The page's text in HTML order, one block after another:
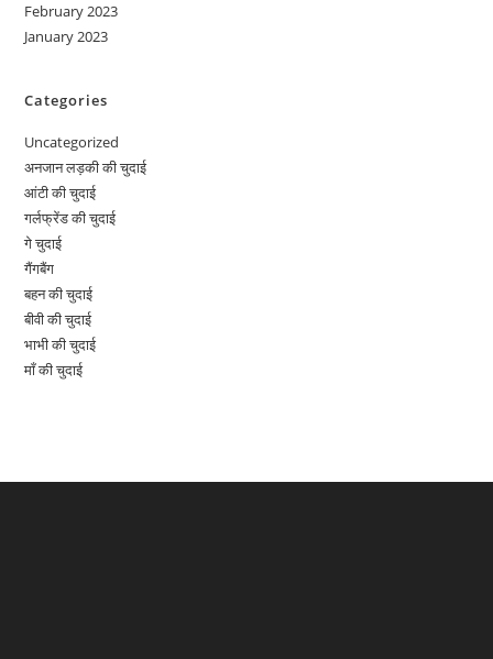
February 2023
January 2023
Categories
Uncategorized
अनजान लड़की की चुदाई
आंटी की चुदाई
गर्लफ्रेंड की चुदाई
गे चुदाई
गैंगबैंग
बहन की चुदाई
बीवी की चुदाई
भाभी की चुदाई
माँ की चुदाई